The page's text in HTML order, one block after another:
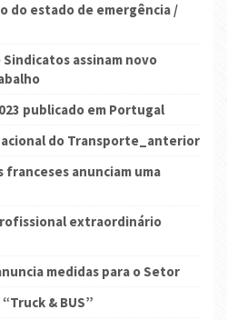
do estado de emergência /
Sindicatos assinam novo
publicado em Portugal
do Transporte_anterior
franceses anunciam uma
extraordinário
medidas para o Setor
& BUS”